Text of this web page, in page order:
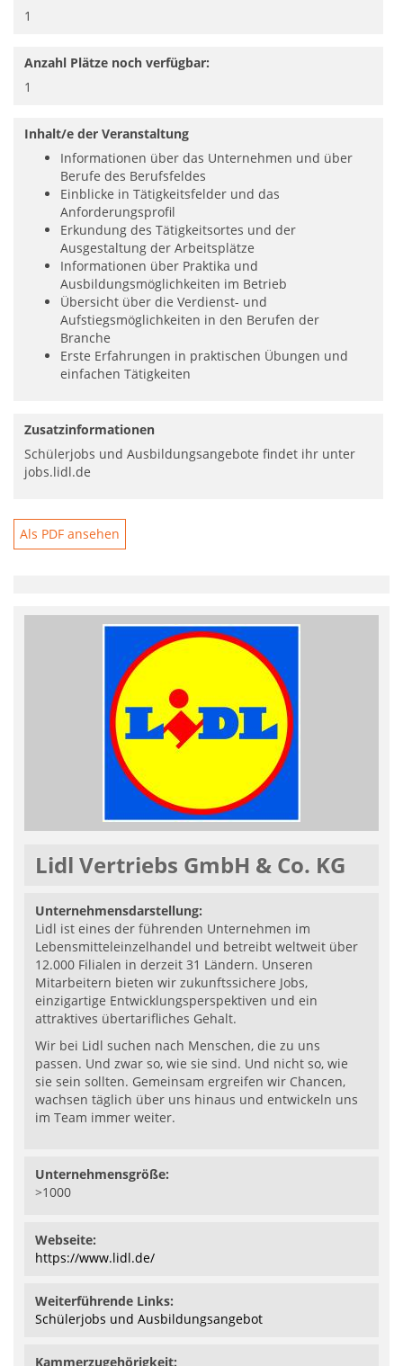
1
Anzahl Plätze noch verfügbar:
1
Inhalt/e der Veranstaltung
Informationen über das Unternehmen und über
Berufe des Berufsfeldes
Einblicke in Tätigkeitsfelder und das
Anforderungsprofil
Erkundung des Tätigkeitsortes und der
Ausgestaltung der Arbeitsplätze
Informationen über Praktika und
Ausbildungsmöglichkeiten im Betrieb
Übersicht über die Verdienst- und
Aufstiegsmöglichkeiten in den Berufen der
Branche
Erste Erfahrungen in praktischen Übungen und
einfachen Tätigkeiten
Zusatzinformationen
Schülerjobs und Ausbildungsangebote findet ihr unter
jobs.lidl.de
Als PDF ansehen
Lidl Vertriebs GmbH & Co. KG
Unternehmensdarstellung:
Lidl ist eines der führenden Unternehmen im
Lebensmitteleinzelhandel und betreibt weltweit über
12.000 Filialen in derzeit 31 Ländern. Unseren
Mitarbeitern bieten wir zukunftssichere Jobs,
einzigartige Entwicklungsperspektiven und ein
attraktives übertarifliches Gehalt.
Wir bei Lidl suchen nach Menschen, die zu uns
passen. Und zwar so, wie sie sind. Und nicht so, wie
sie sein sollten. Gemeinsam ergreifen wir Chancen,
wachsen täglich über uns hinaus und entwickeln uns
im Team immer weiter.
Unternehmensgröße:
>1000
Webseite:
https://www.lidl.de/
Weiterführende Links:
Schülerjobs und Ausbildungsangebot
Kammerzugehörigkeit: